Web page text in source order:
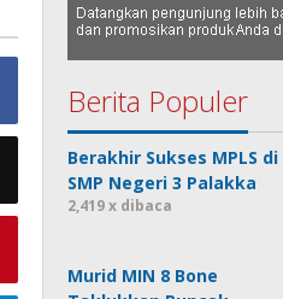
Berita Populer
Berakhir Sukses MPLS di
SMP Negeri 3 Palakka
2,419 x dibaca
Murid MIN 8 Bone